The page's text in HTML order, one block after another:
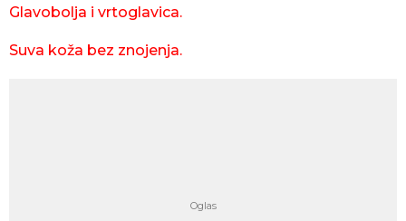
Glavobolja i vrtoglavica.
Suva koža bez znojenja.